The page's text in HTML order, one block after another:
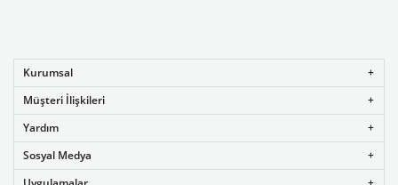
Kurumsal
Müşteri İlişkileri
Yardım
Sosyal Medya